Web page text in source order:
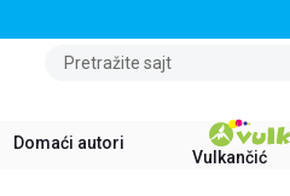
RSD
Pretražite sajt
Domaći autori
Vulkančić